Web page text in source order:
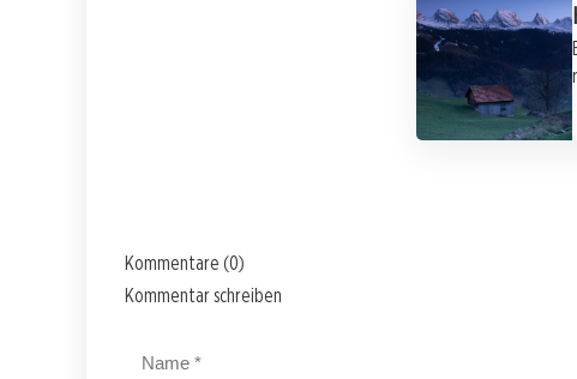
Kommentare (0)
Kommentar schreiben